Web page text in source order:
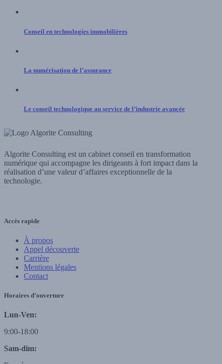
Conseil en technologies immobilières
La numérisation de l’assurance
Le conseil technologique au service de l’industrie avancée
Algorite Consulting est un cabinet conseil en transformation
numérique qui accompagne les dirigeants à fort impact dans la
réalisation d’une valeur d’affaires exceptionnelle de la
technologie.
Accès rapide
À propos
Appel découverte
Carrière
Mentions légales
Contact
Horaires d’ouverture
Lun-Ven:
9:00-18:00
Sam-dim: